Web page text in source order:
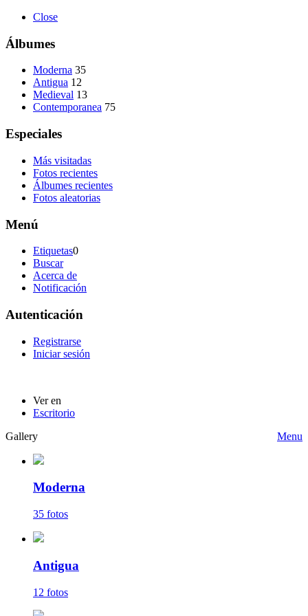
Close
Álbumes
Moderna 35
Antigua 12
Medieval 13
Contemporanea 75
Especiales
Más visitadas
Fotos recientes
Álbumes recientes
Fotos aleatorias
Menú
Etiquetas0
Buscar
Acerca de
Notificación
Autenticación
Registrarse
Iniciar sesión
Ver en
Escritorio
Gallery
Menu
Moderna
35 fotos
Antigua
12 fotos